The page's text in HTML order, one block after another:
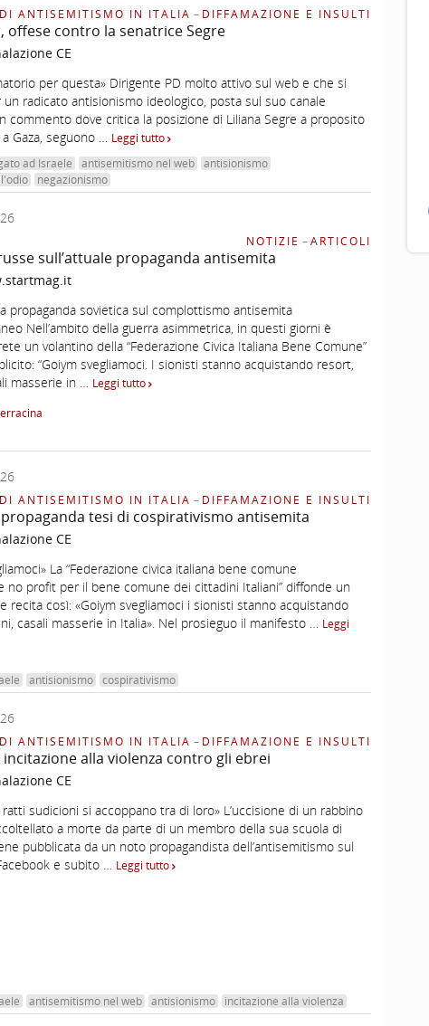
ANTISEMITISMO IN ITALIA – DIFFAMAZIONE E INSULTI
offese contro la senatrice Segre
CE
per questa» Dirigente PD molto attivo sul web e che si
radicato antisionismo ideologico, posta sul suo canale
commento dove critica la posizione di Liliana Segre a proposito
Gaza, seguono … Leggi tutto
ad Israele antisemitismo nel web
antisionismo
negazionismo
NOTIZIE –ARTICOLI
sull’attuale propaganda antisemita
propaganda sovietica sul complottismo antisemita
Nell’ambito della guerra asimmetrica, in questi giorni è
un volantino della “Federazione Civica Italiana Bene Comune”
“Goiym svegliamoci. I sionisti stanno acquistando resort,
masserie in … Leggi tutto
ANTISEMITISMO IN ITALIA – DIFFAMAZIONE E INSULTI
tesi di cospirativismo antisemita
CE
La “Federazione civica italiana bene comune
no profit per il bene comune dei cittadini Italiani” diffonde un
recita così: «Goiym svegliamoci i sionisti stanno acquistando
casali masserie in Italia». Nel prosieguo il manifesto … Leggi
antisionismo cospirativismo
ANTISEMITISMO IN ITALIA – DIFFAMAZIONE E INSULTI
incitazione alla violenza contro gli ebrei
CE
ratti sudicioni si accoppano tra di loro» L’uccisione di un rabbino
a morte da parte di un membro della sua scuola di
pubblicata da un noto propagandista dell’antisemitismo sul
e subito … Leggi tutto
antisemitismo nel web antisionismo incitazione alla violenza